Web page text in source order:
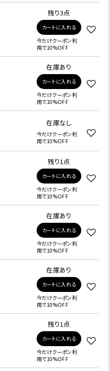
残り3点
カートに入れる
今だけクーポン利
用で10%OFF
在庫あり
カートに入れる
今だけクーポン利
用で10%OFF
在庫なし
今だけクーポン利
用で10%OFF
残り1点
カートに入れる
今だけクーポン利
用で10%OFF
在庫あり
カートに入れる
今だけクーポン利
用で10%OFF
在庫あり
カートに入れる
今だけクーポン利
用で10%OFF
残り1点
カートに入れる
今だけクーポン利
用で10%OFF